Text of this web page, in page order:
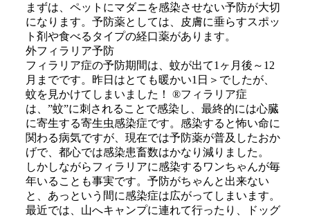
まずは、ペットにマダニを感染させない予防が大切
になります。予防薬としては、皮膚に垂らすスポッ
ト剤や食べるタイプの経口薬があります。
外フィラリア予防
フィラリア症の予防期間は、蚊が出て1ヶ月後～12
月までです。昨日はとても暖かい1日＞でしたが、
蚊を見かけてしまいました！ ®フィラリア症
は、”蚊”に刺されることで感染し、最終的には心臓
に寄生する寄生虫感染症です。感染すると怖い命に
関わる病気ですが、現在では予防薬が普及したおか
げで、都心では感染患畜数はかなり減りました。
しかしながらフィラリアに感染するワンちゃんが毎
年いることも事実です。予防がちゃんと出来ない
と、あっという間に感染症は広がってしまいます。
最近では、山へキャンプに連れて行ったり、ドッグ